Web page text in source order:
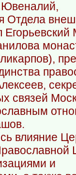
Ювеналий,
Отдела
Егорьевский
связей
влияние
и